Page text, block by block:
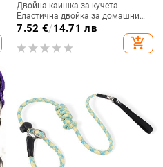
Двойна каишка за кучета
Еластична двойка за домашни
любимци Разходка Води Теглещо
въже за 2 кучета близнаци
Каишки Куче Котки Разходка
7.52 €/14.71 лв
add_shopping_cart